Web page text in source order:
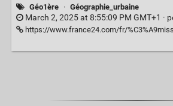
Géo1ère · Géographie_urbaine
March 2, 2025 at 8:55:09 PM GMT+1 ·
https://www.france24.com/fr/%C3%A9missions/c-est-en-france/20250228-t%C3%A9l%C3%A9travail-tours-